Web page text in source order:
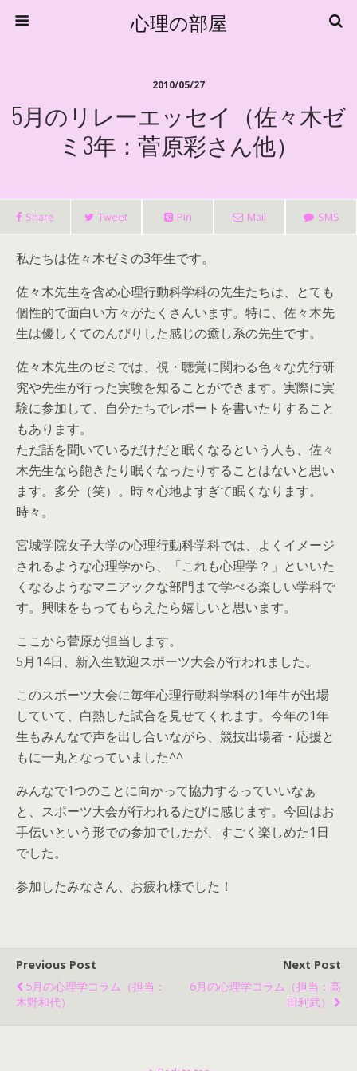
心理の部屋
2010/05/27
5月のリレーエッセイ（佐々木ゼ
ミ3年：菅原彩さん他）
Share Tweet Pin Mail SMS
私たちは佐々木ゼミの3年生です。
佐々木先生を含め心理行動科学科の先生たちは、とても
個性的で面白い方々がたくさんいます。特に、佐々木先
生は優しくてのんびりした感じの癒し系の先生です。
佐々木先生のゼミでは、視・聴覚に関わる色々な先行研
究や先生が行った実験を知ることができます。実際に実
験に参加して、自分たちでレポートを書いたりすること
もあります。
ただ話を聞いているだけだと眠くなるという人も、佐々
木先生なら飽きたり眠くなったりすることはないと思い
ます。多分（笑）。時々心地よすぎて眠くなります。
時々。
宮城学院女子大学の心理行動科学科では、よくイメージ
されるような心理学から、「これも心理学？」といいた
くなるようなマニアックな部門まで学べる楽しい学科で
す。興味をもってもらえたら嬉しいと思います。
ここから菅原が担当します。
5月14日、新入生歓迎スポーツ大会が行われました。
このスポーツ大会に毎年心理行動科学科の1年生が出場
していて、白熱した試合を見せてくれます。今年の1年
生もみんなで声を出し合いながら、競技出場者・応援と
もに一丸となっていました^^
みんなで1つのことに向かって協力するっていいなぁ
と、スポーツ大会が行われるたびに感じます。今回はお
手伝いという形での参加でしたが、すごく楽しめた1日
でした。
参加したみなさん、お疲れ様でした！
Previous Post
5月の心理学コラム（担当：
木野和代）
Next Post
6月の心理学コラム（担当：高
田利武）